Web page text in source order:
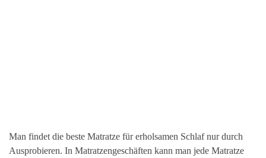
Man findet die beste Matratze für erholsamen Schlaf nur durch
Ausprobieren. In Matratzengeschäften kann man jede Matratze